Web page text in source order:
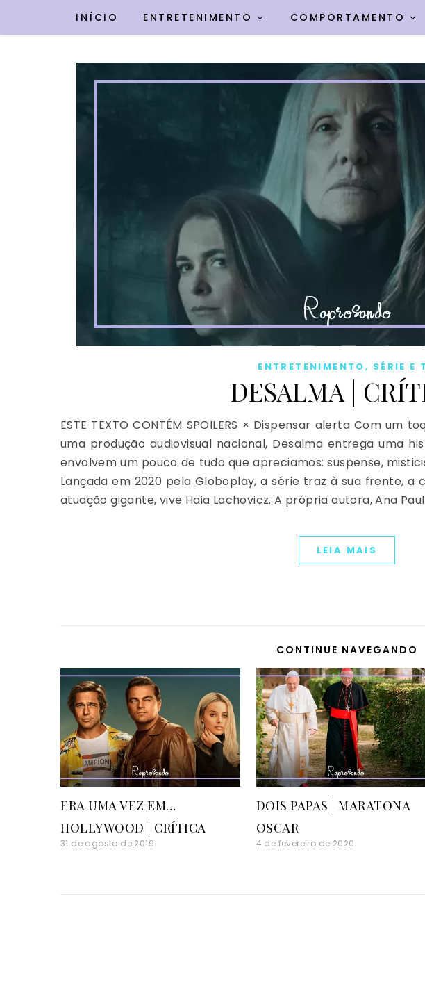
INÍCIO ENTRETENIMENTO COMPORTAMENTO
ENTRETENIMENTO, SÉRIE E
DESALMA |
ESTE TEXTO CONTÉM SPOILERS​ × Dispensar alerta Com
uma produção audiovisual nacional, Desalma entrega uma
envolvem um pouco de tudo que apreciamos: suspense,
Lançada em 2020 pela Globoplay, a série traz à sua frente, a
atuação gigante, vive Haia Lachovicz. A própria autora, Ana
LEIA MAIS
CONTINUE NAVEGANDO
ERA UMA VEZ EM…
HOLLYWOOD | CRÍTICA
31 de agosto de 2019
DOIS PAPAS | MARATONA
OSCAR
4 de fevereiro de 2020